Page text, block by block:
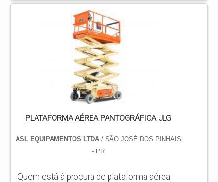
PLATAFORMA AEREA DE TRABALHO
Quem busca por plataforma aérea de
trabalho em uma companhia comprometida
com os serviços, consegue encontrar o
site da ASL Equipamentos. Especializada
em plataformas elevatórias móveis ...
PLATAFORMA AÉREA PANTOGRÁFICA JLG
ASL EQUIPAMENTOS LTDA/ SÃO JOSÉ DOS PINHAIS
- PR
Quem está à procura de plataforma aérea